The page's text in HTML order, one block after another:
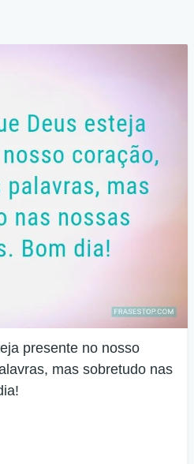
presente no nosso
mas sobretudo nas